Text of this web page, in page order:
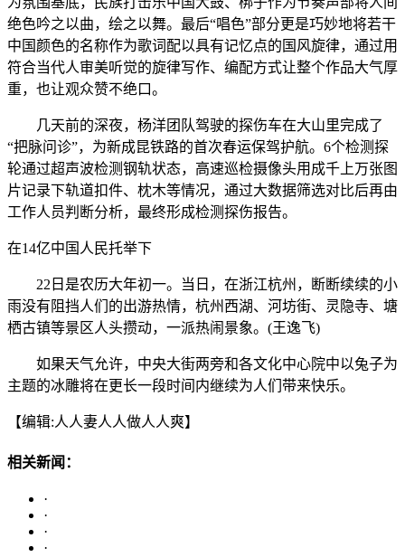
绝色吟之以曲，绘之以舞。最后“唱色”部分更是巧妙地将若干
中国颜色的名称作为歌词配以具有记忆点的国风旋律，通过用
符合当代人审美听觉的旋律写作、编配方式让整个作品大气厚
重，也让观众赞不绝口。
几天前的深夜，杨洋团队驾驶的探伤车在大山里完成了
“把脉问诊”，为新成昆铁路的首次春运保驾护航。6个检测探
轮通过超声波检测钢轨状态，高速巡检摄像头用成千上万张图
片记录下轨道扣件、枕木等情况，通过大数据筛选对比后再由
工作人员判断分析，最终形成检测探伤报告。
在14亿中国人民托举下
22日是农历大年初一。当日，在浙江杭州，断断续续的小
雨没有阻挡人们的出游热情，杭州西湖、河坊街、灵隐寺、塘
栖古镇等景区人头攒动，一派热闹景象。(王逸飞)
如果天气允许，中央大街两旁和各文化中心院中以兔子为
主题的冰雕将在更长一段时间内继续为人们带来快乐。
【编辑:人人妻人人做人人爽】
相关新闻：
·
·
·
·